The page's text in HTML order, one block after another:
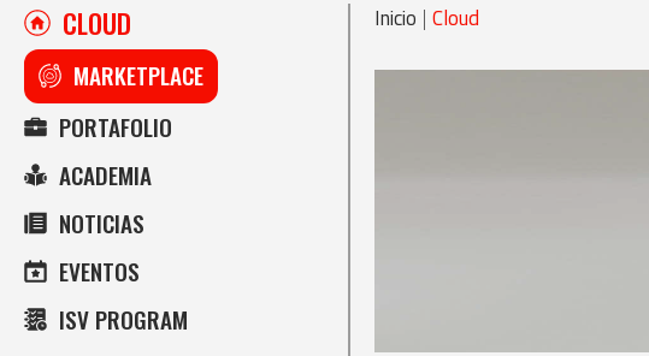
CLOUD
MARKETPLACE
PORTAFOLIO
ACADEMIA
NOTICIAS
EVENTOS
ISV PROGRAM
Inicio | Cloud